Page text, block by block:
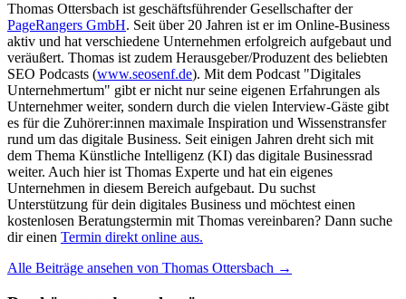
Thomas Ottersbach ist geschäftsführender Gesellschafter der
PageRangers GmbH. Seit über 20 Jahren ist er im Online-Business
aktiv und hat verschiedene Unternehmen erfolgreich aufgebaut und
veräußert. Thomas ist zudem Herausgeber/Produzent des beliebten
SEO Podcasts (www.seosenf.de). Mit dem Podcast "Digitales
Unternehmertum" gibt er nicht nur seine eigenen Erfahrungen als
Unternehmer weiter, sondern durch die vielen Interview-Gäste gibt
es für die Zuhörer:innen maximale Inspiration und Wissenstransfer
rund um das digitale Business. Seit einigen Jahren dreht sich mit
dem Thema Künstliche Intelligenz (KI) das digitale Businessrad
weiter. Auch hier ist Thomas Experte und hat ein eigenes
Unternehmen in diesem Bereich aufgebaut. Du suchst
Unterstützung für dein digitales Business und möchtest einen
kostenlosen Beratungstermin mit Thomas vereinbaren? Dann suche
dir einen Termin direkt online aus.
Alle Beiträge ansehen von Thomas Ottersbach →